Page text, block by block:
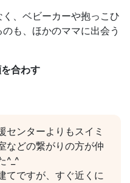
、ベビーカーや抱っこひ
も、ほかのママに出会う
合わす
センターよりもスイミ
などの繋がりの方が仲
^_^
てですが、すぐ近くに